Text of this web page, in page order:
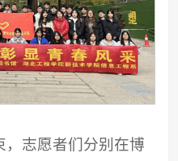
，志愿者们分别在博